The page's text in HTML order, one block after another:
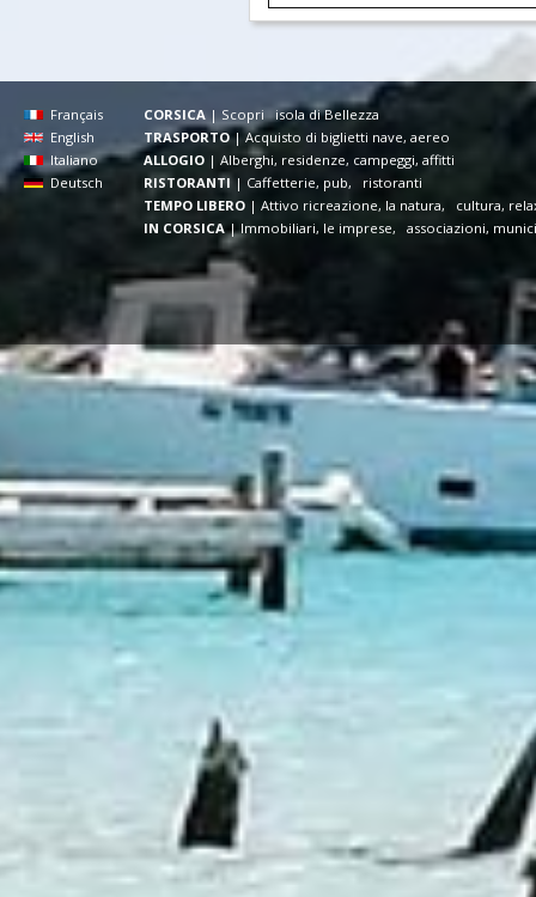
Français
English
Italiano
Deutsch
CORSICA | Scopri isola di Bellezza
TRASPORTO| Acquisto di biglietti nave, aereo
ALLOGIO | Alberghi, residenze, campeggi, affitti
RISTORANTI | Caffetterie, pub, ristoranti
TEMPO LIBERO | Attivo ricreazione, la natura, cultura,
IN CORSICA|Immobiliari, le imprese, associazioni,